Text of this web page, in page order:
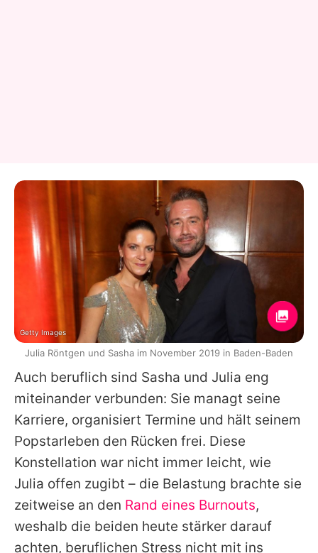
Auch beruflich sind Sasha und Julia eng
miteinander verbunden: Sie managt seine
Karriere, organisiert Termine und hält seinem
Popstarleben den Rücken frei. Diese
Konstellation war nicht immer leicht, wie
Julia offen zugibt – die Belastung brachte sie
zeitweise an den Rand eines Burnouts,
weshalb die beiden heute stärker darauf
achten, beruflichen Stress nicht mit ins
Getty Images
Julia Röntgen und Sasha im November 2019 in Baden-Baden